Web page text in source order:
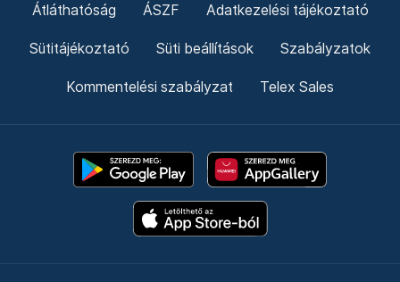
Átláthatóság ÁSZF Adatkezelési tájékoztató
Sütitájékoztató Süti beállítások Szabályzatok
Kommentelési szabályzat Telex Sales